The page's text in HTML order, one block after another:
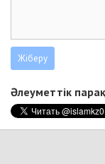
Әлеуметтік